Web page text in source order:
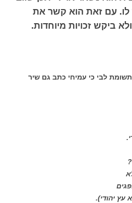
לו. עם זאת הוא קשר את
ביקש זכויות מיוחדות.
לבי כי עמיחי כתב גם שיר
יהודי).